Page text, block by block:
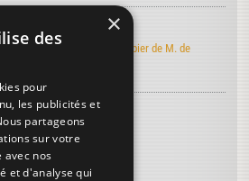
de l'Art de faire le papier de M. de
du papier...
×
des
pour
les publicités et
partageons
sur votre
avec nos
et d'analyse qui